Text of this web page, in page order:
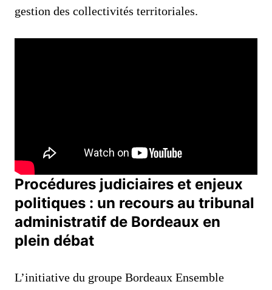
gestion des collectivités territoriales.
Procédures judiciaires et enjeux
politiques : un recours au tribunal
administratif de Bordeaux en
plein débat
L’initiative du groupe Bordeaux Ensemble